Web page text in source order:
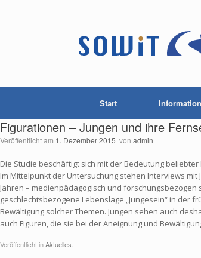
Start
Figurationen – Jungen und ihre
Veröffentlicht am 1. Dezember 2015 von admin
Die Studie beschäftigt sich mit der Bedeutung
Im Mittelpunkt der Untersuchung stehen Interviews
Jahren – medienpädagogisch und
geschlechtsbezogene Lebenslage „Jungesein“ in der
Bewältigung solcher Themen. Jungen sehen auch
auch Figuren, die sie bei der Aneignung und
Veröffentlicht inAktuelles